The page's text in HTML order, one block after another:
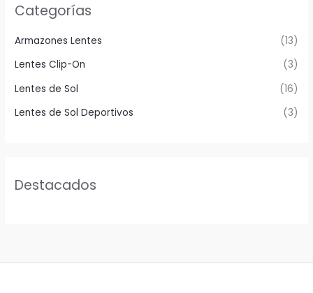
Categorías
Armazones Lentes
(13)
Lentes Clip-On
(3)
Lentes de Sol
(16)
Lentes de Sol Deportivos
(3)
Destacados